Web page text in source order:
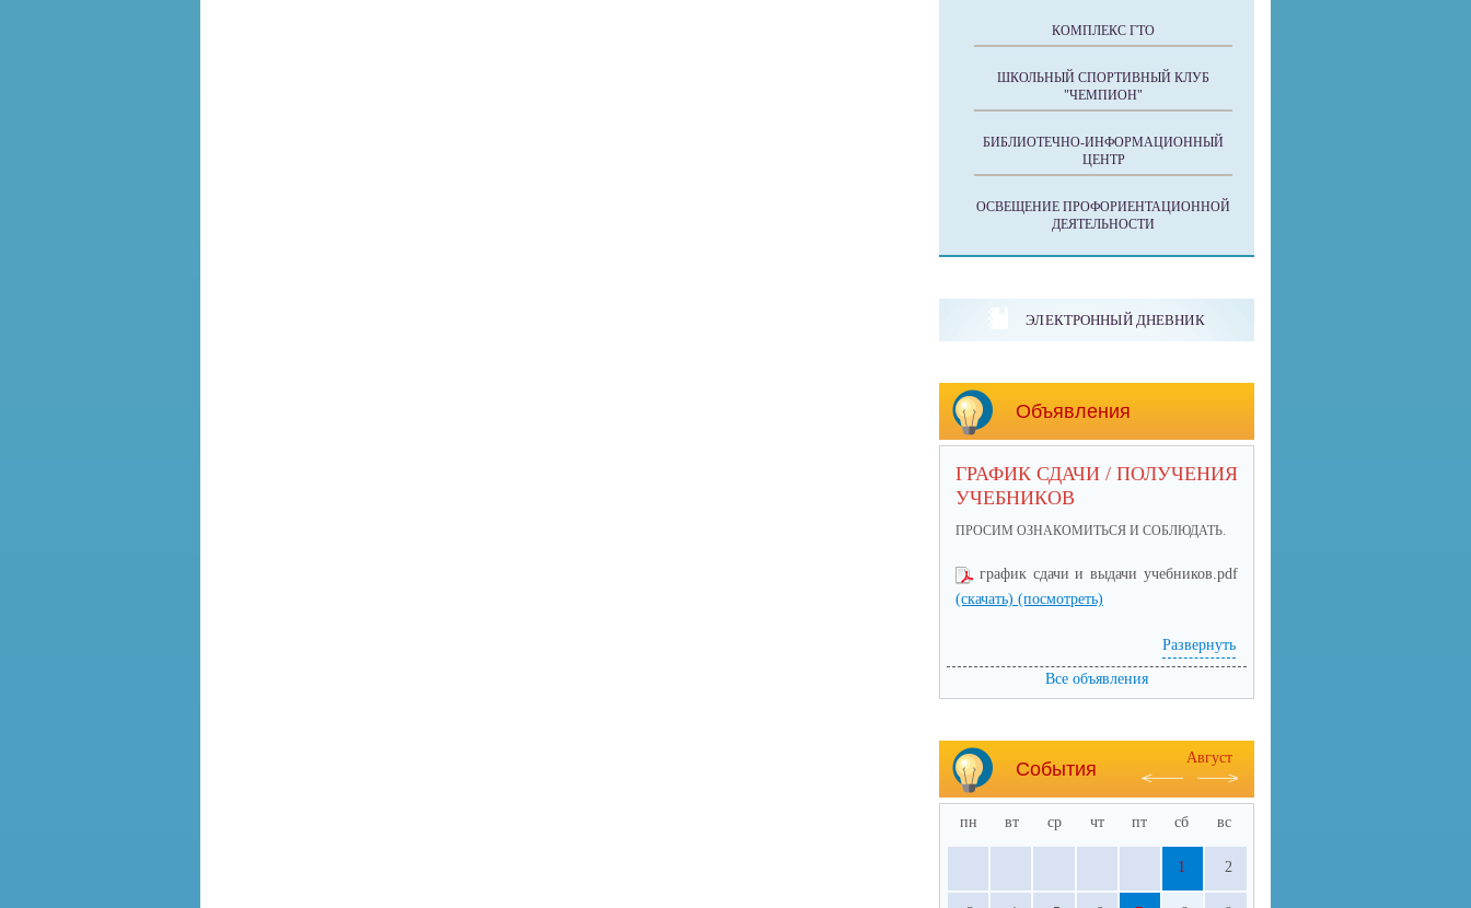
КОМПЛЕКС ГТО
ШКОЛЬНЫЙ СПОРТИВНЫЙ КЛУБ
"ЧЕМПИОН"
БИБЛИОТЕЧНО-ИНФОРМАЦИОННЫЙ
ЦЕНТР
ОСВЕЩЕНИЕ ПРОФОРИЕНТАЦИОННОЙ
ДЕЯТЕЛЬНОСТИ
ЭЛЕКТРОННЫЙ ДНЕВНИК
Объявления
ГРАФИК СДАЧИ / ПОЛУЧЕНИЯ
УЧЕБНИКОВ
ПРОСИМ ОЗНАКОМИТЬСЯ И СОБЛЮДАТЬ.
график сдачи и выдачи учебников.pdf
(скачать) (посмотреть)
Развернуть
Все объявления
События
Август
пн вт ср чт пт сб вс
1 2